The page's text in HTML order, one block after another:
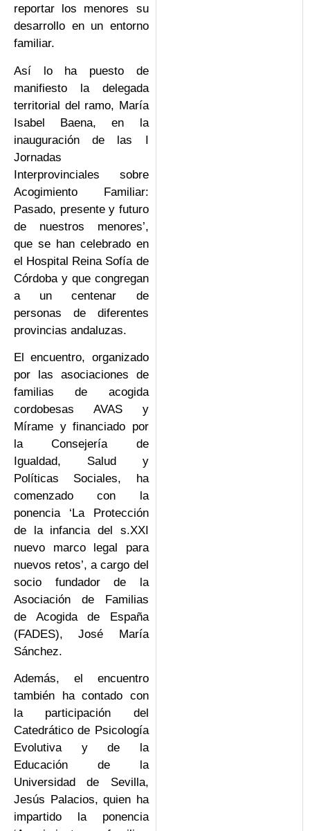
reportar los menores su
desarrollo en un entorno
familiar.
Así lo ha puesto de
manifiesto la delegada
territorial del ramo, María
Isabel Baena, en la
inauguración de las I
Jornadas
Interprovinciales sobre
Acogimiento Familiar:
Pasado, presente y futuro
de nuestros menores’,
que se han celebrado en
el Hospital Reina Sofía de
Córdoba y que congregan
a un centenar de
personas de diferentes
provincias andaluzas.
El encuentro, organizado
por las asociaciones de
familias de acogida
cordobesas AVAS y
Mírame y financiado por
la Consejería de
Igualdad, Salud y
Políticas Sociales, ha
comenzado con la
ponencia ‘La Protección
de la infancia del s.XXI
nuevo marco legal para
nuevos retos’, a cargo del
socio fundador de la
Asociación de Familias
de Acogida de España
(FADES), José María
Sánchez.
Además, el encuentro
también ha contado con
la participación del
Catedrático de Psicología
Evolutiva y de la
Educación de la
Universidad de Sevilla,
Jesús Palacios, quien ha
impartido la ponencia